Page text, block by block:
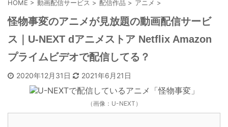
HOME > 動画配信サービス > 配信作品 > アニメ >
怪物事変のアニメが見放題の動画配信サービ
ス｜U-NEXT dアニメストア Netflix Amazon
プライムビデオで配信してる？
2020年12月31日 2021年6月21日
（画像：U-NEXT）